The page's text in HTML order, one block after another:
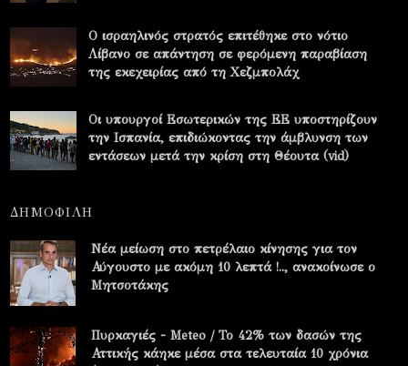
Ο ισραηλινός στρατός επιτέθηκε στο νότιο
Λίβανο σε απάντηση σε φερόμενη παραβίαση
της εκεχειρίας από τη Χεζμπολάχ
Οι υπουργοί Εσωτερικών της ΕΕ υποστηρίζουν
την Ισπανία, επιδιώκοντας την άμβλυνση των
εντάσεων μετά την κρίση στη Θέουτα (vid)
ΔΗΜΟΦΙΛΗ
Νέα μείωση στο πετρέλαιο κίνησης για τον
Αύγουστο με ακόμη 10 λεπτά !.., ανακοίνωσε ο
Μητσοτάκης
Πυρκαγιές - Meteo / Το 42% των δασών της
Αττικής κάηκε μέσα στα τελευταία 10 χρόνια